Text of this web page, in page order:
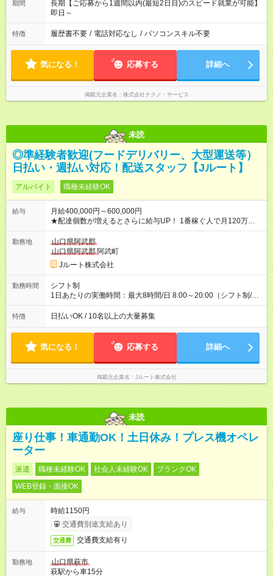
期間
長期【ご応募から1週間以内(最短2日目)のスピード就業が可能】
即日～
特徴 履歴書不要 / 電話対応なし / パソコンスキル不要
気になる！ 応募する 詳細へ
掲載元企業名 株式会社テクノ・サービス
未読
◎準経験者歓迎(フードデリバリー、大型運送等）
日払い・週払い対応！配送スタッフ【Jルート】
アルバイト 職種未経験OK
給与
月給400,000円～600,000円
★配達個数が増えるとさらに給与UP！ 1番稼ぐ人で月120万ほ
ど！ ・主要都市エリア 月収55万円／週5日稼働 月収65万~112
万円／週6日稼働 ・地方郊外エリア 月収40万円／週5日稼働 月
収40万円~50万円／週6日稼働 ＜モデルイメージ＞ ■月収50万
円 (27歳男性/江東区在住)※元建築関係 1日150個配達×25日勤務
(日休み) ■月収80万円(43歳男性/墨田区在住)※元営業 1日200個
勤務地
山口県阿武郡
山口県阿武郡 阿武町
Jルート株式会社
勤務時間
シフト制
1日あたりの実働時間：最大8時間/日 8:00～20:00（シフト制/実
働8時間） ※週5日勤務（場所次第では週4も有り） ※配達状況に
よって時間外での勤務可能性有り ※案件により多少の前後あり
特徴 日払いOK / 10名以上の大量募集
気になる！ 応募する 詳細へ
掲載元企業名 Jルート株式会社
未読
座り仕事！車通勤OK！土日休み！プレス機オペレ
ーター
派遣 職種未経験OK 社会人未経験OK
ブランクOK
WEB登録・面接OK
給与
時給1150円
交通費別途支給あり
交通費 交通費支給有り
勤務地
山口県萩市
萩駅から車15分